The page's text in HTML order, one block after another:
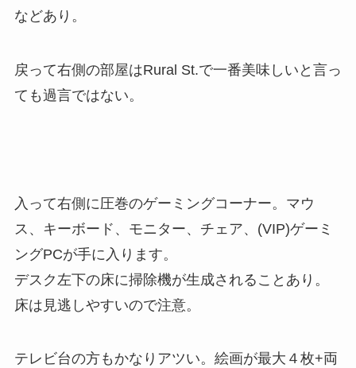
などあり。
戻って右側の部屋はRural St.で一番美味しいと言っ
ても過言ではない。
入って右側に圧巻のゲーミングコーナー。マウ
ス、キーボード、モニター、チェア、(VIP)ゲーミ
ングPCが手に入ります。
デスク左下の床に掃除機が生成されることあり。
床は見逃しやすいので注意。
テレビ台の方もかなりアツい。絵画が最大４枚+両